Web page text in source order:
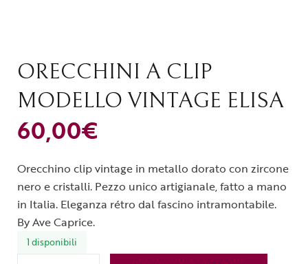
ORECCHINI A CLIP
MODELLO VINTAGE ELISA
60,00€
Orecchino clip vintage in metallo dorato con zircone
nero e cristalli. Pezzo unico artigianale, fatto a mano
in Italia. Eleganza rétro dal fascino intramontabile.
By Ave Caprice.
1 disponibili